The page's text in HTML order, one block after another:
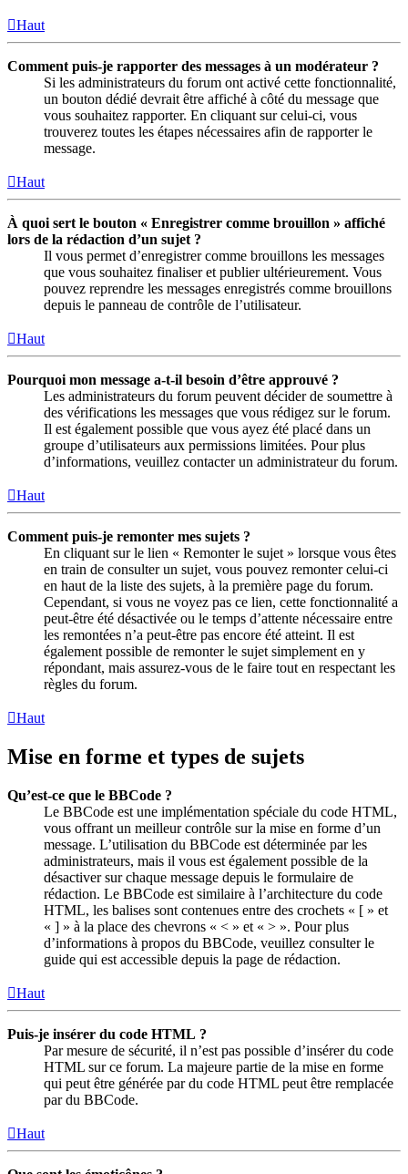
Haut
Comment puis-je rapporter des messages à un modérateur ?
Si les administrateurs du forum ont activé cette fonctionnalité,
un bouton dédié devrait être affiché à côté du message que
vous souhaitez rapporter. En cliquant sur celui-ci, vous
trouverez toutes les étapes nécessaires afin de rapporter le
message.
Haut
À quoi sert le bouton « Enregistrer comme brouillon » affiché
lors de la rédaction d’un sujet ?
Il vous permet d’enregistrer comme brouillons les messages
que vous souhaitez finaliser et publier ultérieurement. Vous
pouvez reprendre les messages enregistrés comme brouillons
depuis le panneau de contrôle de l’utilisateur.
Haut
Pourquoi mon message a-t-il besoin d’être approuvé ?
Les administrateurs du forum peuvent décider de soumettre à
des vérifications les messages que vous rédigez sur le forum.
Il est également possible que vous ayez été placé dans un
groupe d’utilisateurs aux permissions limitées. Pour plus
d’informations, veuillez contacter un administrateur du forum.
Haut
Comment puis-je remonter mes sujets ?
En cliquant sur le lien « Remonter le sujet » lorsque vous êtes
en train de consulter un sujet, vous pouvez remonter celui-ci
en haut de la liste des sujets, à la première page du forum.
Cependant, si vous ne voyez pas ce lien, cette fonctionnalité a
peut-être été désactivée ou le temps d’attente nécessaire entre
les remontées n’a peut-être pas encore été atteint. Il est
également possible de remonter le sujet simplement en y
répondant, mais assurez-vous de le faire tout en respectant les
règles du forum.
Haut
Mise en forme et types de sujets
Qu’est-ce que le BBCode ?
Le BBCode est une implémentation spéciale du code HTML,
vous offrant un meilleur contrôle sur la mise en forme d’un
message. L’utilisation du BBCode est déterminée par les
administrateurs, mais il vous est également possible de la
désactiver sur chaque message depuis le formulaire de
rédaction. Le BBCode est similaire à l’architecture du code
HTML, les balises sont contenues entre des crochets « [ » et
« ] » à la place des chevrons « < » et « > ». Pour plus
d’informations à propos du BBCode, veuillez consulter le
guide qui est accessible depuis la page de rédaction.
Haut
Puis-je insérer du code HTML ?
Par mesure de sécurité, il n’est pas possible d’insérer du code
HTML sur ce forum. La majeure partie de la mise en forme
qui peut être générée par du code HTML peut être remplacée
par du BBCode.
Haut